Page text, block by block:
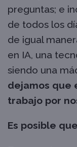
preguntas; e
de todos los
de igual
en IA, una
siendo una
dejamos que
trabajo por
Es posible